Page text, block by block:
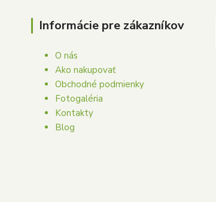
Informácie pre zákazníkov
O nás
Ako nakupovať
Obchodné podmienky
Fotogaléria
Kontakty
Blog